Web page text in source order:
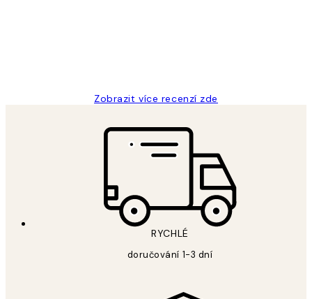
Zobrazit více recenzí zde
RYCHLÉ
doručování 1-3 dní